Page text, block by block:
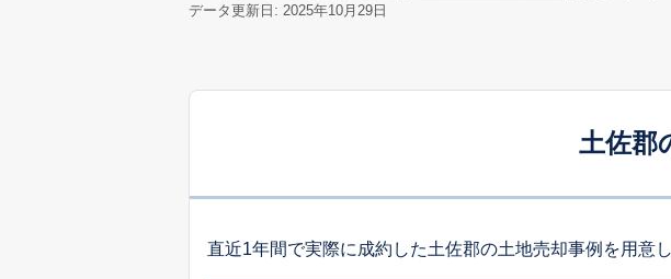
データ更新日: 2025年10月29日
土佐郡
直近1年間で実際に成約した土佐郡の土地売却事例を用意